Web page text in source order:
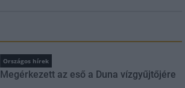
Országos hírek
Megérkezett az eső a Duna vízgyűjtőjére